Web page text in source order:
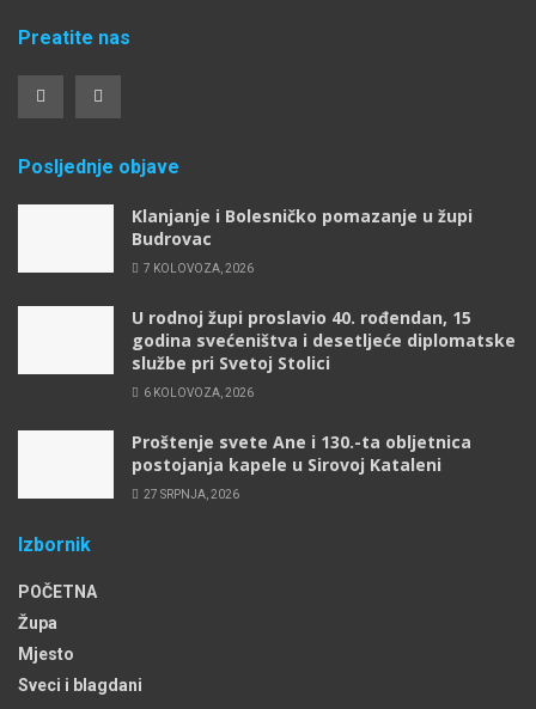
Preatite nas
Posljednje objave
Klanjanje i Bolesničko pomazanje u župi
Budrovac
7 KOLOVOZA, 2026
U rodnoj župi proslavio 40. rođendan, 15
godina svećeništva i desetljeće diplomatske
službe pri Svetoj Stolici
6 KOLOVOZA, 2026
Proštenje svete Ane i 130.-ta obljetnica
postojanja kapele u Sirovoj Kataleni
27 SRPNJA, 2026
Izbornik
POČETNA
Župa
Mjesto
Sveci i blagdani